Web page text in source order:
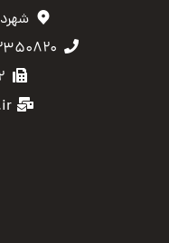
۰۱۱-۵۲۳۵۰۸۲۰ -